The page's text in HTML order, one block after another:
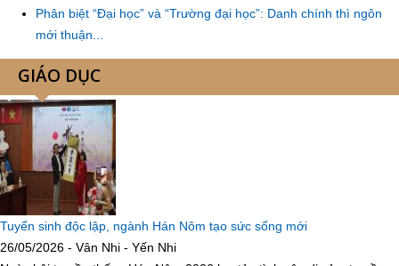
Phân biệt “Đại học” và “Trường đại học”: Danh chính thì ngôn
mới thuận...
GIÁO DỤC
Tuyển sinh độc lập, ngành Hán Nôm tạo sức sống mới
26/05/2026 - Vân Nhi - Yến Nhi